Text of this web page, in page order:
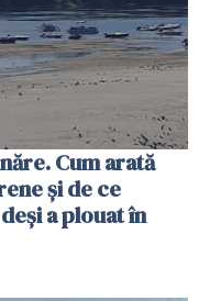
Cum arată
și de ce
a plouat în